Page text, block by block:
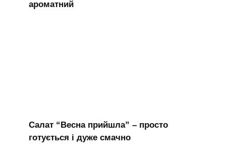
ароматний
Салат “Весна прийшла” – просто
готується і дуже смачно